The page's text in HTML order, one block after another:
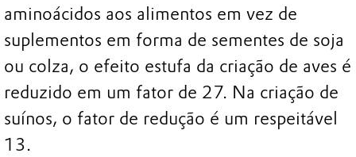
aminoácidos aos alimentos em vez de
suplementos em forma de sementes de soja
ou colza, o efeito estufa da criação de aves é
reduzido em um fator de 27. Na criação de
suínos, o fator de redução é um respeitável
13.